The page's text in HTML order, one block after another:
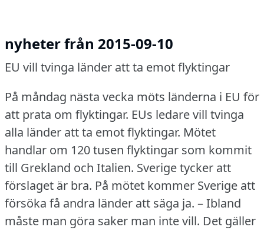
nyheter från 2015-09-10
EU vill tvinga länder att ta emot flyktingar
På måndag nästa vecka möts länderna i EU för
att prata om flyktingar. EUs ledare vill tvinga
alla länder att ta emot flyktingar. Mötet
handlar om 120 tusen flyktingar som kommit
till Grekland och Italien. Sverige tycker att
förslaget är bra. På mötet kommer Sverige att
försöka få andra länder att säga ja. – Ibland
måste man göra saker man inte vill. Det gäller